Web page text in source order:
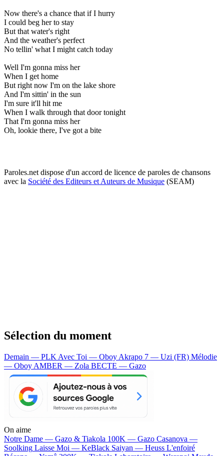
Now there's a chance that if I hurry
I could beg her to stay
But that water's right
And the weather's perfect
No tellin' what I might catch today
Well I'm gonna miss her
When I get home
But right now I'm on the lake shore
And I'm sittin' in the sun
I'm sure it'll hit me
When I walk through that door tonight
That I'm gonna miss her
Oh, lookie there, I've got a bite
Paroles.net dispose d'un accord de licence de paroles de chansons
avec la Société des Editeurs et Auteurs de Musique (SEAM)
Sélection du moment
Demain — PLK Avec Toi — Oboy Akrapo 7 — Uzi (FR) Mélodie
— Oboy AMBER — Zola BECTE — Gazo
On aime
Notre Dame — Gazo & Tiakola 100K — Gazo Casanova —
Soolking Laisse Moi — KeBlack Saiyan — Heuss L'enfoiré